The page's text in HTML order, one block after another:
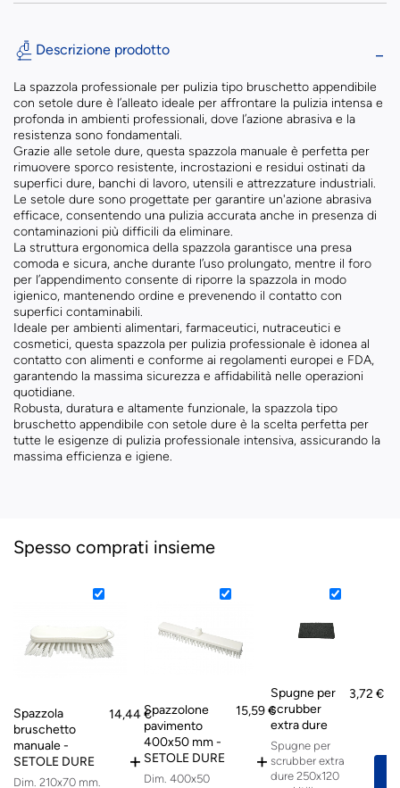
Descrizione prodotto
La spazzola professionale per pulizia tipo bruschetto appendibile
con setole dure è l’alleato ideale per affrontare la pulizia intensa e
profonda in ambienti professionali, dove l’azione abrasiva e la
resistenza sono fondamentali.
Grazie alle setole dure, questa spazzola manuale è perfetta per
rimuovere sporco resistente, incrostazioni e residui ostinati da
superfici dure, banchi di lavoro, utensili e attrezzature industriali.
Le setole dure sono progettate per garantire un'azione abrasiva
efficace, consentendo una pulizia accurata anche in presenza di
contaminazioni più difficili da eliminare.
La struttura ergonomica della spazzola garantisce una presa
comoda e sicura, anche durante l’uso prolungato, mentre il foro
per l’appendimento consente di riporre la spazzola in modo
igienico, mantenendo ordine e prevenendo il contatto con
superfici contaminabili.
Ideale per ambienti alimentari, farmaceutici, nutraceutici e
cosmetici, questa spazzola per pulizia professionale è idonea al
contatto con alimenti e conforme ai regolamenti europei e FDA,
garantendo la massima sicurezza e affidabilità nelle operazioni
quotidiane.
Robusta, duratura e altamente funzionale, la spazzola tipo
bruschetto appendibile con setole dure è la scelta perfetta per
tutte le esigenze di pulizia professionale intensiva, assicurando la
massima efficienza e igiene.
Spesso comprati insieme
Spazzola
bruschetto
manuale -
SETOLE DURE
Dim. 210x70 mm.
14,44 €
+
Spazzolone
pavimento
400x50 mm -
SETOLE DURE
Dim. 400x50
15,59 €
+
Spugne per
scrubber
extra dure
Spugne per
scrubber extra
dure 250x120
3,72 €